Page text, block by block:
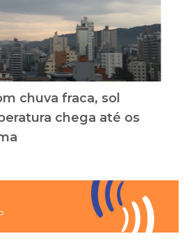
chuva fraca, sol
chega até os